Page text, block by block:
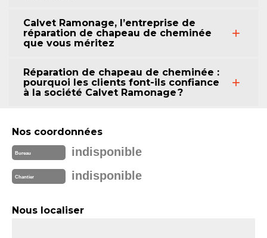
Calvet Ramonage, l’entreprise de
réparation de chapeau de cheminée
que vous méritez
Réparation de chapeau de cheminée :
pourquoi les clients font-ils confiance
à la société Calvet Ramonage ?
Nos coordonnées
Bureau indisponible
Chantier indisponible
Nous localiser